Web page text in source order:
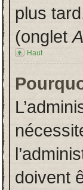
plus
(onglet
Haut
doivent